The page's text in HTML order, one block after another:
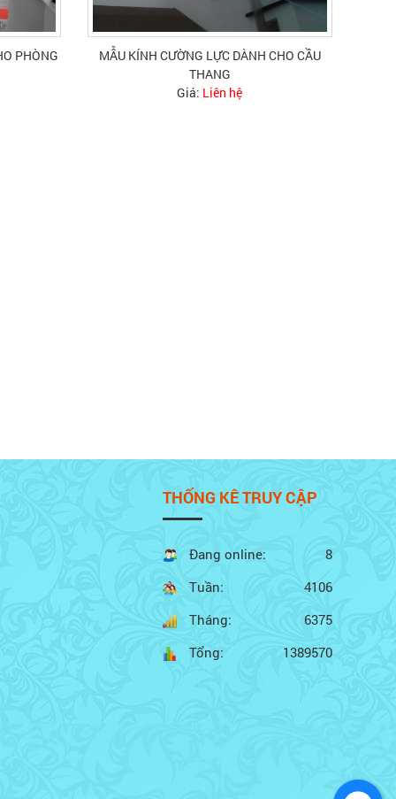
PHÒNG
MẪU KÍNH CƯỜNG LỰC DÀNH CHO CẦU
THANG
Giá: Liên hệ
THỐNG KÊ TRUY CẬP
Đang online:
8
Tuần:
4106
Tháng:
6375
Tổng:
1389570